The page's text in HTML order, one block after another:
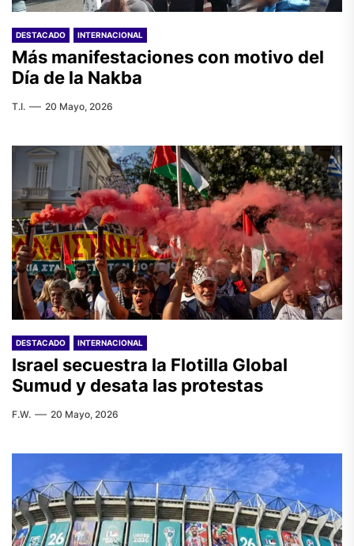
DESTACADO INTERNACIONAL
Más manifestaciones con motivo del
Día de la Nakba
T.I. 20 Mayo, 2026
DESTACADO INTERNACIONAL
Israel secuestra la Flotilla Global
Sumud y desata las protestas
F.W. 20 Mayo, 2026